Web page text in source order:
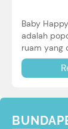
Baby
adalah
ruam yang
teknologi
Technology.